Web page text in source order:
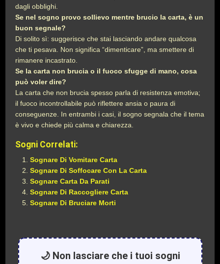
dagli obblighi.
Se nel sogno provo sollievo mentre brucio la carta, è un
buon segnale?
Di solito sì: suggerisce che stai lasciando andare qualcosa
che ti pesava. Non significa “dimenticare”, ma smettere di
rimanere incastrato.
Se la carta non brucia o il fuoco sfugge di mano, cosa
può voler dire?
La carta che non brucia spesso parla di resistenza emotiva;
il fuoco incontrollabile può riflettere ansia o paura di
conseguenze. In entrambi i casi, il sogno segnala che il tema
è vivo e chiede più calma e chiarezza.
Sogni Correlati:
Sognare Di Vomitare Carta
Sognare Di Soffocare Con La Carta
Sognare Carta Da Parati
Sognare Di Raccogliere Carta
Sognare Di Bruciare Morti
🌙 Non lasciare che i tuoi sogni